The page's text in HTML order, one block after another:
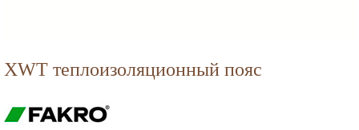
XWT теплоизоляционный пояс